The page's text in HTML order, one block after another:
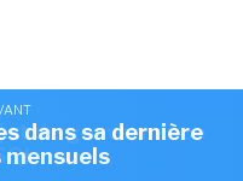
de gouvernance
dans sa dernière
mensuels